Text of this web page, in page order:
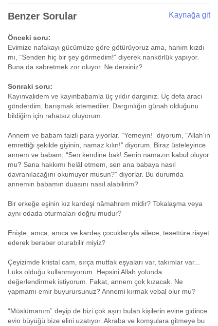
Benzer Sorular Kaynağa git
Önceki soru:
Evimize nafakayı gücümüze göre götürüyoruz ama, hanım kızdı
mı, “Senden hiç bir şey görmedim!” diyerek nankörlük yapıyor.
Buna da sabretmek zor oluyor. Ne dersiniz?
Sonraki soru:
Kayınvalidem ve kayınbabamla üç yıldır dargınız. Üç defa aracı
gönderdim, barışmak istemediler. Dargınlığın günah olduğunu
bildiğim için rahatsız oluyorum.
Annem ve babam faizli para yiyorlar. “Yemeyin!” diyorum, “Allah’ın
emrettiği şekilde giyinin, namaz kılın!” diyorum. Biraz üsteleyince
annem ve babam, “Sen kendine bak! Senin namazın kabul oluyor
mu? Sana hakkımı helâl etmem, sen ana babaya nasıl
davranılacağını okumuyor musun?” diyorlar. Bu durumda
annemin babamın duasını nasıl alabilirim?
Bir erkeğe eşinin kız kardeşi nâmahrem midir? Tokalaşma veya
aynı odada oturmaları doğru mudur?
Enişte, amca, amca ve kardeş çocuklarıyla ailece, tesettüre riayet
ederek beraber oturabilir miyiz?
Çeyizimde kristal cam, sırça mutfak eşyaları var, takımlar var...
Lüks olduğu kullanmıyorum. Hepsini Allah yolunda
değerlendirmek istiyorum. Fakat, annem çok kızacak. Ne
yapmamı emir buyurursunuz? Annemi kırmak vebal olur mu?
“Müslümanım” deyip de bizi çok aşırı bulan kişilerin evine gidince
evin büyüğü bize elini uzatıyor. Akraba ve komşulara gitmeye bu